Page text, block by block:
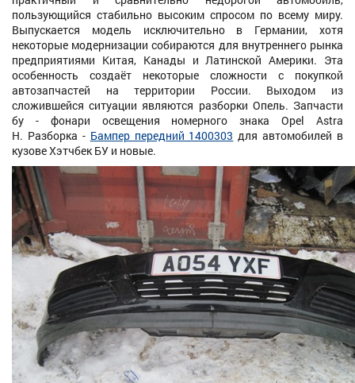
пользующийся стабильно высоким спросом по всему миру.
Выпускается модель исключительно в Германии, хотя
некоторые модернизации собираются для внутреннего рынка
предприятиями Китая, Канады и Латинской Америки. Эта
особенность создаёт некоторые сложности с покупкой
автозапчастей на территории России. Выходом из
сложившейся ситуации являются разборки Опель. Запчасти
бу - фонари освещения номерного знака Opel Astra
H. Разборка - Бампер передний 1400303 для автомобилей в
кузове Хэтчбек БУ и новые.